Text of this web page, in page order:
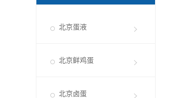
北京蛋液
北京鲜鸡蛋
北京卤蛋